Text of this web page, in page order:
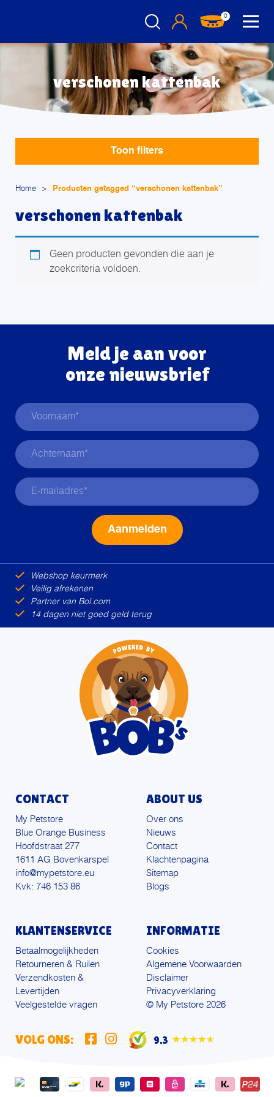
0
verschonen kattenbak
Toon filters
Home > Producten getagged “verschonen kattenbak”
verschonen kattenbak
Geen producten gevonden die aan je
zoekcriteria voldoen.
Meld je aan voor
onze nieuwsbrief
Webshop keurmerk
Veilig afrekenen
Partner van Bol.com
14 dagen niet goed geld terug
CONTACT
My Petstore
Blue Orange Business
Hoofdstraat 277
1611 AG Bovenkarspel
info@mypetstore.eu
Kvk: 746 153 86
ABOUT US
Over ons
Nieuws
Contact
Klachtenpagina
Sitemap
Blogs
KLANTENSERVICE
Betaalmogelijkheden
Retourneren & Ruilen
Verzendkosten &
Levertijden
Veelgestelde vragen
INFORMATIE
Cookies
Algemene Voorwaarden
Disclaimer
Privacyverklaring
© My Petstore 2026
VOLG ONS: 9.3 ★★★★★